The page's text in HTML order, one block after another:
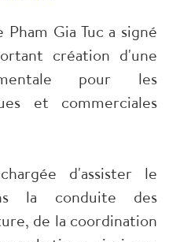
Gia Tuc a signé
création d'une
pour les
et commerciales
d'assister le
la conduite des
de la coordination